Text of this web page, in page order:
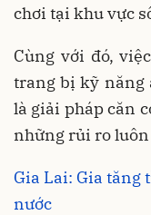
chơi tại khu vực
Cùng với đó,
trang bị kỹ năng
là giải pháp căn
những rủi ro
Gia Lai: Gia tăng
nước